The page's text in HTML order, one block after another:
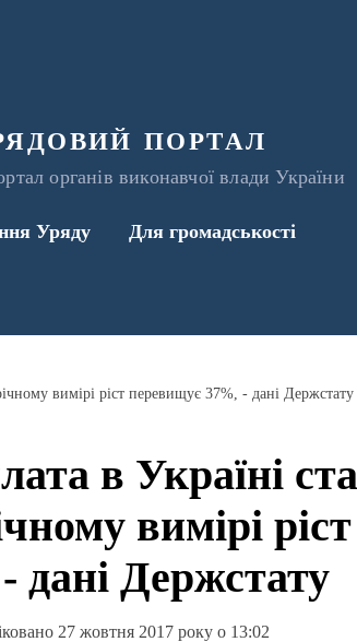
портал
органів виконавчої влади України
Уряду Для громадськості
вимірі ріст перевищує 37%, - дані Держстату
в Україні
вимірі
дані Держстату
27 жовтня 2017 року о 13:02